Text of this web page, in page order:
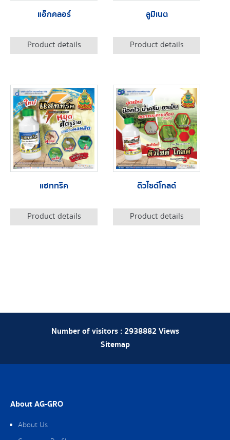
แอ็กคลอร์
Product details
ลูมิเนต
Product details
แฮททริค
Product details
ดิวไซด์โกลด์
Product details
Number of visitors :2938882Views
Sitemap
About AG-GRO
About Us